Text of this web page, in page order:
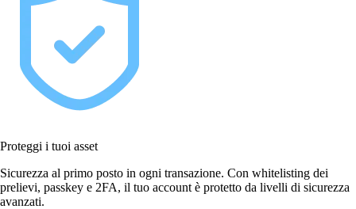
Proteggi i tuoi asset
Sicurezza al primo posto in ogni transazione. Con whitelisting dei
prelievi, passkey e 2FA, il tuo account è protetto da livelli di sicurezza
avanzati.